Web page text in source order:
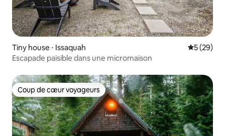
Tiny house ⋅ Issaquah
5 (29)
Escapade paisible dans une micromaison
Coup de cœur voyageurs
Coup de cœur voyageurs